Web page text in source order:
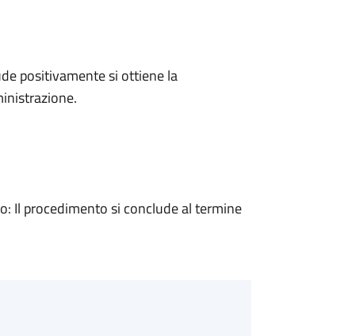
positivamente si ottiene la
Il procedimento si conclude al termine